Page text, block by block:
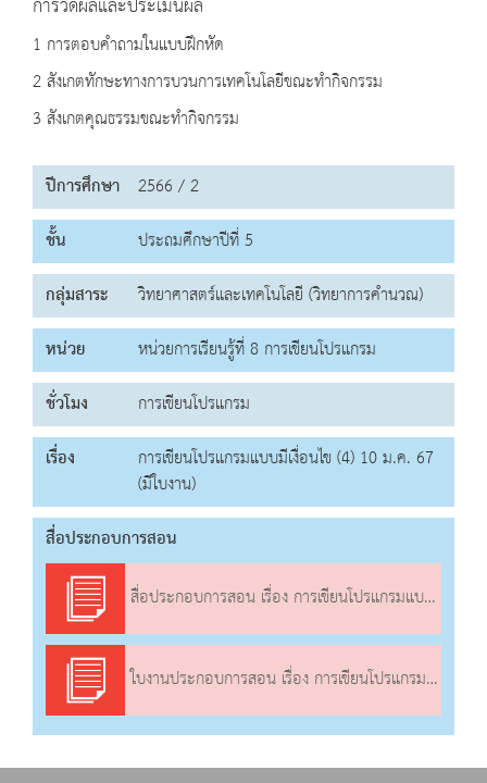
1 การตอบคำถามในแบบฝึกหัด
2 สังเกตทักษะทางการบวนการเทคโนโลยีขณะทำกิจกรรม
3 สังเกตคุณธรรมขณะทำกิจกรรม
ปีการศึกษา 2566 / 2
ชั้น
ประถมศึกษาปีที่ 5
กลุ่มสาระ
วิทยาศาสตร์และเทคโนโลยี (วิทยาการคำนวณ)
หน่วย
หน่วยการเรียนรู้ที่ 8 การเขียนโปรแกรม
ชั่วโมง
การเขียนโปรแกรม
เรื่อง
การเขียนโปรแกรมแบบมีเงื่อนไข (4) 10 ม.ค. 67
(มีใบงาน)
สื่อประกอบการสอน
สื่อประกอบการสอน เรื่อง การเขียนโปรแกรมแบบมีเงื่อนไข (4)
ใบงานประกอบการสอน เรื่อง การเขียนโปรแกรมแบบมีเงื่อนไข (4)